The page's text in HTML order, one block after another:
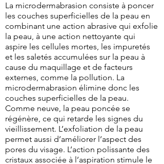
La microdermabrasion consiste à poncer
les couches superficielles de la peau en
combinant une action abrasive qui exfolie
la peau, à une action nettoyante qui
aspire les cellules mortes, les impuretés
et les saletés accumulées sur la peau à
cause du maquillage et de facteurs
externes, comme la pollution. La
microdermabrasion élimine donc les
couches superficielles de la peau.
Comme neuve, la peau poncée se
régénère, ce qui retarde les signes du
vieillissement. L’exfoliation de la peau
permet aussi d’améliorer l’aspect des
pores du visage. L’action polissante des
cristaux associée à l’aspiration stimule le